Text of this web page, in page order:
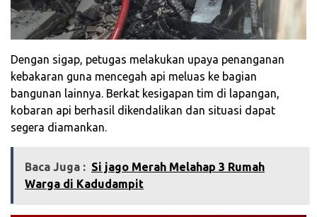
Dengan sigap, petugas melakukan upaya penanganan
kebakaran guna mencegah api meluas ke bagian
bangunan lainnya. Berkat kesigapan tim di lapangan,
kobaran api berhasil dikendalikan dan situasi dapat
segera diamankan.
Baca Juga : Si jago Merah Melahap 3 Rumah
Warga di Kadudampit